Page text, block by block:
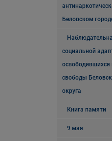
Беловском
социальной
освободившихся
свободы
округа
Книга памяти
9 мая